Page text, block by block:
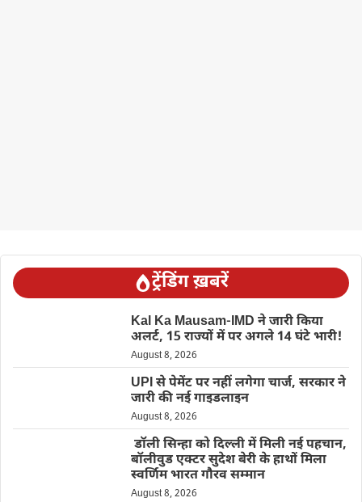
ट्रेंडिंग ख़बरें
Kal Ka Mausam-IMD ने जारी किया
अलर्ट, 15 राज्यों में पर अगले 14 घंटे भारी!
August 8, 2026
UPI से पेमेंट पर नहीं लगेगा चार्ज, सरकार ने
जारी की नई गाइडलाइन
August 8, 2026
डॉली सिन्हा को दिल्ली में मिली नई पहचान,
बॉलीवुड एक्टर सुदेश बेरी के हाथों मिला
स्वर्णिम भारत गौरव सम्मान
August 8, 2026